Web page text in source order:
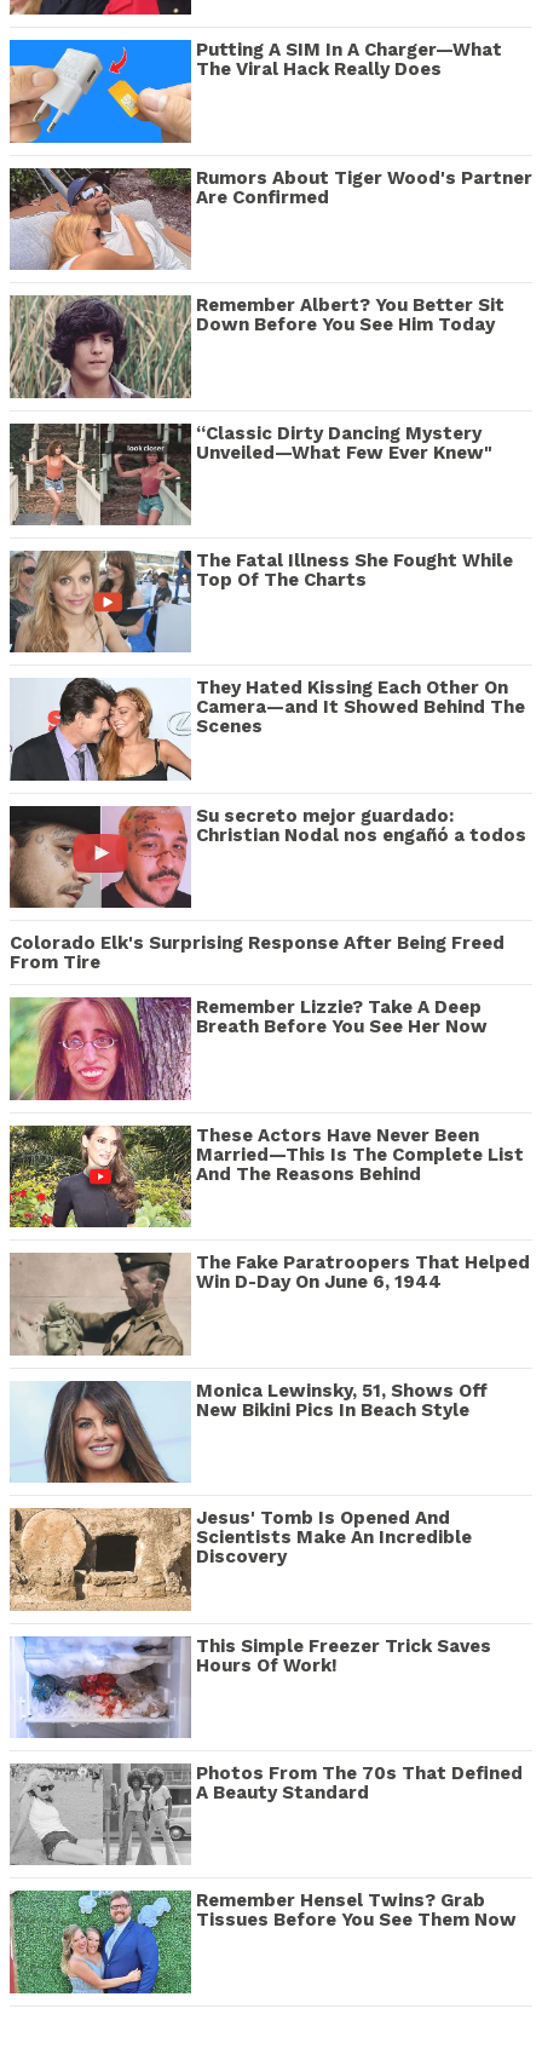
Putting A SIM In A Charger—What
The Viral Hack Really Does
Rumors About Tiger Wood's Partner
Are Confirmed
Remember Albert? You Better Sit
Down Before You See Him Today
“Classic Dirty Dancing Mystery
Unveiled—What Few Ever Knew"
The Fatal Illness She Fought While
Top Of The Charts
They Hated Kissing Each Other On
Camera—and It Showed Behind The
Scenes
Su secreto mejor guardado:
Christian Nodal nos engañó a todos
Colorado Elk's Surprising Response After Being Freed
From Tire
Remember Lizzie? Take A Deep
Breath Before You See Her Now
These Actors Have Never Been
Married—This Is The Complete List
And The Reasons Behind
The Fake Paratroopers That Helped
Win D-Day On June 6, 1944
Monica Lewinsky, 51, Shows Off
New Bikini Pics In Beach Style
Jesus' Tomb Is Opened And
Scientists Make An Incredible
Discovery
This Simple Freezer Trick Saves
Hours Of Work!
Photos From The 70s That Defined
A Beauty Standard
Remember Hensel Twins? Grab
Tissues Before You See Them Now